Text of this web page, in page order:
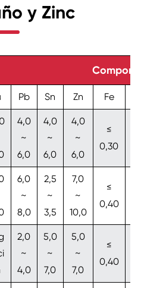
y Zinc
Pb Sn Zn Fe
4,0
~
6,0
4,0
~
6,0
4,0
~
6,0
≤
0,30
6,0
~
8,0
2,5
~
3,5
7,0
~
10,0
≤
0,40
2,0
~
4,0
5,0
~
7,0
5,0
~
7,0
≤
0,40